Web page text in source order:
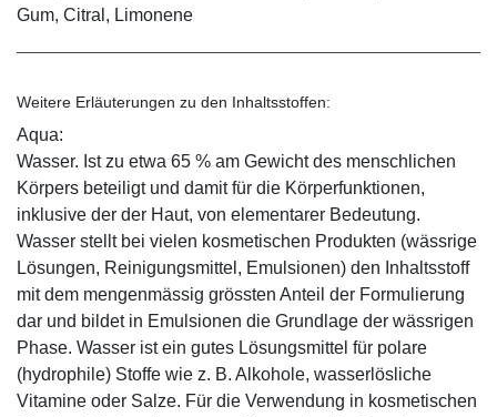
Gum, Citral, Limonene
Weitere Erläuterungen zu den Inhaltsstoffen:
Aqua:
Wasser. Ist zu etwa 65 % am Gewicht des menschlichen
Körpers beteiligt und damit für die Körperfunktionen,
inklusive der der Haut, von elementarer Bedeutung.
Wasser stellt bei vielen kosmetischen Produkten (wässrige
Lösungen, Reinigungsmittel, Emulsionen) den Inhaltsstoff
mit dem mengenmässig grössten Anteil der Formulierung
dar und bildet in Emulsionen die Grundlage der wässrigen
Phase. Wasser ist ein gutes Lösungsmittel für polare
(hydrophile) Stoffe wie z. B. Alkohole, wasserlösliche
Vitamine oder Salze. Für die Verwendung in kosmetischen